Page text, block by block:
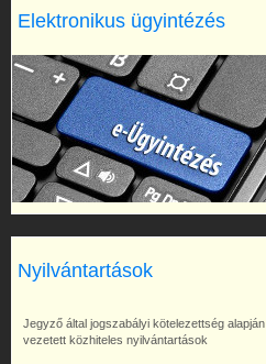
Elektronikus ügyintézés
Nyilvántartások
Jegyző által jogszabályi kötelezettség alapján
vezetett közhiteles nyilvántartások